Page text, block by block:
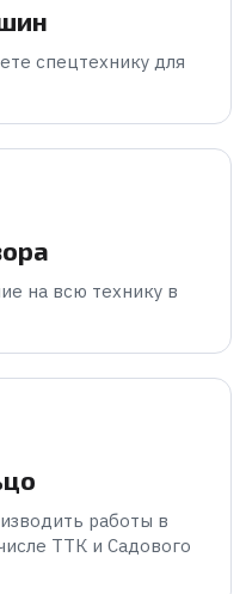
спецтехнику для
на всю технику в
работы в
ТТК и Садового